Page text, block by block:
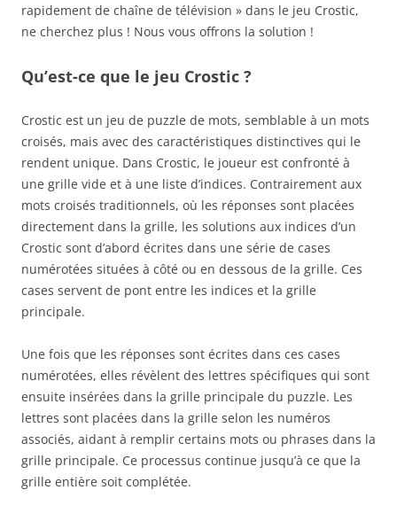
rapidement de chaîne de télévision » dans le jeu Crostic,
ne cherchez plus ! Nous vous offrons la solution !
Qu’est-ce que le jeu Crostic ?
Crostic est un jeu de puzzle de mots, semblable à un mots
croisés, mais avec des caractéristiques distinctives qui le
rendent unique. Dans Crostic, le joueur est confronté à
une grille vide et à une liste d’indices. Contrairement aux
mots croisés traditionnels, où les réponses sont placées
directement dans la grille, les solutions aux indices d’un
Crostic sont d’abord écrites dans une série de cases
numérotées situées à côté ou en dessous de la grille. Ces
cases servent de pont entre les indices et la grille
principale.
Une fois que les réponses sont écrites dans ces cases
numérotées, elles révèlent des lettres spécifiques qui sont
ensuite insérées dans la grille principale du puzzle. Les
lettres sont placées dans la grille selon les numéros
associés, aidant à remplir certains mots ou phrases dans la
grille principale. Ce processus continue jusqu’à ce que la
grille entière soit complétée.